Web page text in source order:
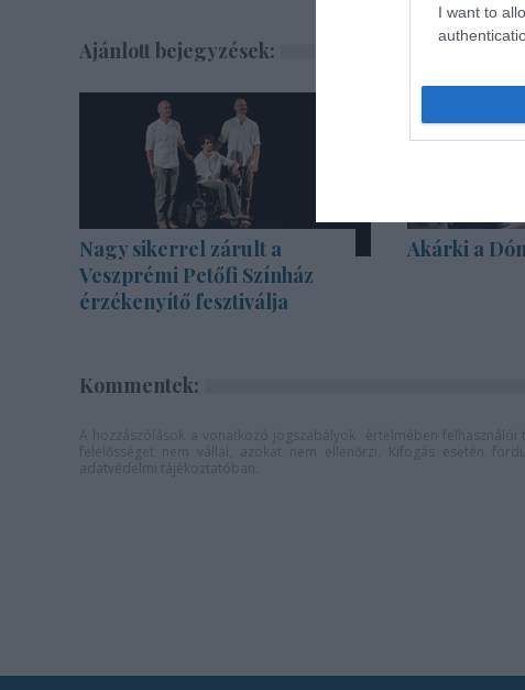
I want to
Ajánlott bejegyzések:
Nagy sikerrel zárult a
Veszprémi Petőfi Színház
érzékenyítő fesztiválja
Akárki a
Kommentek: